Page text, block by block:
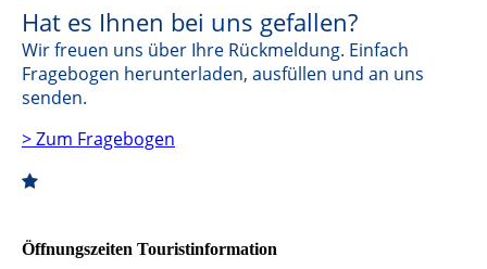
Hat es Ihnen bei uns gefallen?
Wir freuen uns über Ihre Rückmeldung. Einfach
Fragebogen herunterladen, ausfüllen und an uns
senden.
> Zum Fragebogen
Öffnungszeiten Touristinformation